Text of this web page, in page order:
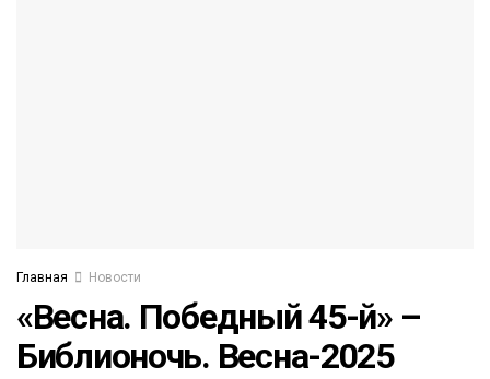
Главная Новости
«Весна. Победный 45-й» –
Библионочь. Весна-2025